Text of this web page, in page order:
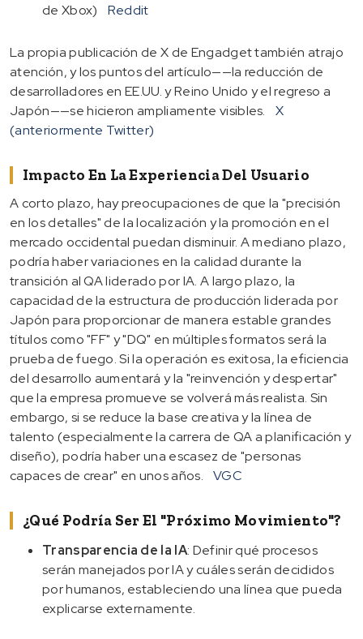
de Xbox)
Reddit
La propia publicación de X de Engadget también atrajo
atención, y los puntos del artículo——la reducción de
desarrolladores en EE.UU. y Reino Unido y el regreso a
Japón——se hicieron ampliamente visibles.
X
(anteriormente Twitter)
Impacto En La Experiencia Del Usuario
A corto plazo, hay preocupaciones de que la "precisión
en los detalles" de la localización y la promoción en el
mercado occidental puedan disminuir. A mediano plazo,
podría haber variaciones en la calidad durante la
transición al QA liderado por IA. A largo plazo, la
capacidad de la estructura de producción liderada por
Japón para proporcionar de manera estable grandes
títulos como "FF" y "DQ" en múltiples formatos será la
prueba de fuego. Si la operación es exitosa, la eficiencia
del desarrollo aumentará y la "reinvención y despertar"
que la empresa promueve se volverá más realista. Sin
embargo, si se reduce la base creativa y la línea de
talento (especialmente la carrera de QA a planificación y
diseño), podría haber una escasez de "personas
capaces de crear" en unos años.
VGC
¿Qué Podría Ser El "próximo Movimiento"?
Transparencia de la IA: Definir qué procesos
serán manejados por IA y cuáles serán decididos
por humanos, estableciendo una línea que pueda
explicarse externamente.